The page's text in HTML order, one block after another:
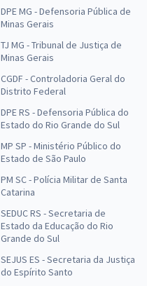
DPE MG - Defensoria Pública de
Minas Gerais
TJ MG - Tribunal de Justiça de
Minas Gerais
CGDF - Controladoria Geral do
Distrito Federal
DPE RS - Defensoria Pública do
Estado do Rio Grande do Sul
MP SP - Ministério Público do
Estado de São Paulo
PM SC - Polícia Militar de Santa
Catarina
SEDUC RS - Secretaria de
Estado da Educação do Rio
Grande do Sul
SEJUS ES - Secretaria da Justiça
do Espírito Santo